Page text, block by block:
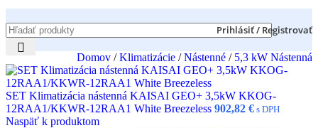
Prihlásiť / Registrovať
Domov / Klimatizácie / Nástenné / 5,3 kW Nástenná
SET Klimatizácia nástenná KAISAI GEO+ 3,5kW KKOG-
12RAA1/KKWR-12RAA1 White Breezeless 902,82 € s DPH
Naspäť k produktom